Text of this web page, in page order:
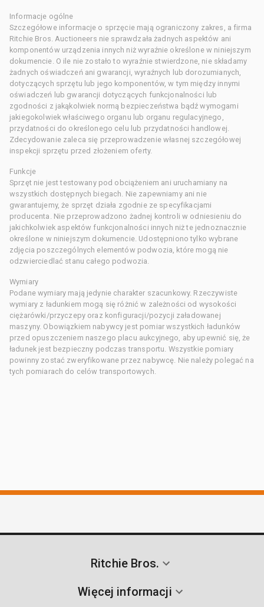
Informacje ogólne
Szczegółowe informacje o sprzęcie mają ograniczony zakres, a firma
Ritchie Bros. Auctioneers nie sprawdzała żadnych aspektów ani
komponentów urządzenia innych niż wyraźnie określone w niniejszym
dokumencie. O ile nie zostało to wyraźnie stwierdzone, nie składamy
żadnych oświadczeń ani gwarancji, wyraźnych lub dorozumianych,
dotyczących sprzętu lub jego komponentów, w tym między innymi
oświadczeń lub gwarancji dotyczących funkcjonalności lub
zgodności z jakąkolwiek normą bezpieczeństwa bądź wymogami
jakiegokolwiek właściwego organu lub organu regulacyjnego,
przydatności do określonego celu lub przydatności handlowej.
Zdecydowanie zaleca się przeprowadzenie własnej szczegółowej
inspekcji sprzętu przed złożeniem oferty.
Funkcje
Sprzęt nie jest testowany pod obciążeniem ani uruchamiany na
wszystkich dostępnych biegach. Nie zapewniamy ani nie
gwarantujemy, że sprzęt działa zgodnie ze specyfikacjami
producenta. Nie przeprowadzono żadnej kontroli w odniesieniu do
jakichkolwiek aspektów funkcjonalności innych niż te jednoznacznie
określone w niniejszym dokumencie. Udostępniono tylko wybrane
zdjęcia poszczególnych elementów podwozia, które mogą nie
odzwierciedlać stanu całego podwozia.
Wymiary
Podane wymiary mają jedynie charakter szacunkowy. Rzeczywiste
wymiary z ładunkiem mogą się różnić w zależności od wysokości
ciężarówki/przyczepy oraz konfiguracji/pozycji załadowanej
maszyny. Obowiązkiem nabywcy jest pomiar wszystkich ładunków
przed opuszczeniem naszego placu aukcyjnego, aby upewnić się, że
ładunek jest bezpieczny podczas transportu. Wszystkie pomiary
powinny zostać zweryfikowane przez nabywcę. Nie należy polegać na
tych pomiarach do celów transportowych.
Ritchie Bros.
Więcej informacji